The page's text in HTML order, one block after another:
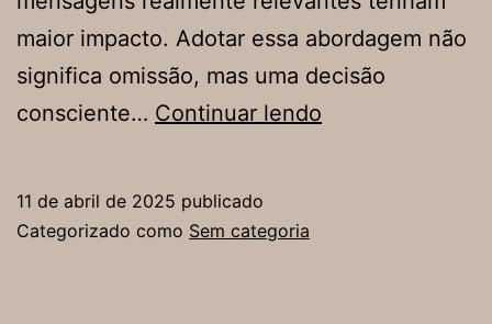
maior impacto. Adotar essa abordagem não
significa omissão, mas uma decisão
consciente… Continuar lendo
11 de abril de 2025 publicado
Categorizado como Sem categoria